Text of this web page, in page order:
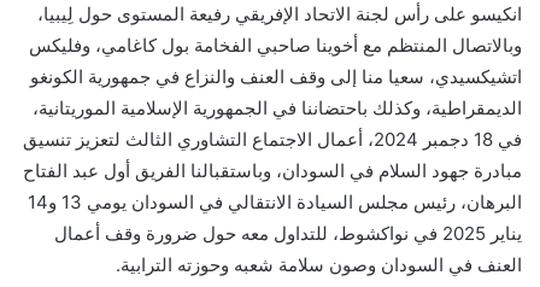
انكيسو على رأس لجنة الاتحاد الإفريقي رفيعة المستوى حول لِيبيا،
وبالاتصال المنتظم مع أخوينا صاحبي الفخامة بول كاغامي، وفليكس
اتشيكسيدي، سعيا منا إلى وقف العنف والنزاع في جمهورية الكونغو
الديمقراطية، وكذلك باحتضاننا في الجمهورية الإسلامية الموريتانية،
في 18 دجمبر 2024، أعمال الاجتماع التشاوري الثالث لتعزيز تنسيق
مبادرة جهود السلام في السودان، وباستقبالنا الفريق أول عبد الفتاح
البرهان، رئيس مجلس السيادة الانتقالي في السودان يومي 13 و14
يناير 2025 في نواكشوط، للتداول معه حول ضرورة وقف أعمال
العنف في السودان وصون سلامة شعبه وحوزته الترابية.